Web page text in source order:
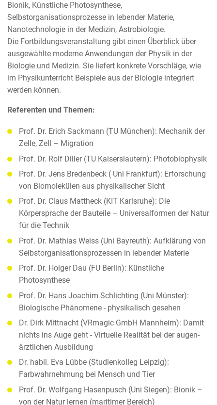
Bionik, Künstliche Photosynthese,
Selbstorganisationsprozesse in lebender Materie,
Nanotechnologie in der Medizin, Astrobiologie.
Die Fortbildungsveranstaltung gibt einen Überblick über
ausgewählte moderne Anwendungen der Physik in der
Biologie und Medizin. Sie liefert konkrete Vorschläge, wie
im Physikunterricht Beispiele aus der Biologie integriert
werden können.
Referenten und Themen:
Prof. Dr. Erich Sackmann (TU München): Mechanik der
Zelle, Zell – Migration
Prof. Dr. Rolf Diller (TU Kaiserslautern): Photobiophysik
Prof. Dr. Jens Bredenbeck ( Uni Frankfurt): Erforschung
von Biomolekülen aus physikalischer Sicht
Prof. Dr. Claus Mattheck (KIT Karlsruhe): Die
Körpersprache der Bauteile – Universalformen der Natur
für die Technik
Prof. Dr. Mathias Weiss (Uni Bayreuth): Aufklärung von
Selbstorganisationsprozessen in lebender Materie
Prof. Dr. Holger Dau (FU Berlin): Künstliche
Photosynthese
Prof. Dr. Hans Joachim Schlichting (Uni Münster):
Biologische Phänomene - physikalisch gesehen
Dr. Dirk Mittnacht (VRmagic GmbH Mannheim): Damit
nichts ins Auge geht - Virtuelle Realität bei der augen-
ärztlichen Ausbildung
Dr. habil. Eva Lübbe (Studienkolleg Leipzig):
Farbwahrnehmung bei Mensch und Tier
Prof. Dr. Wolfgang Hasenpusch (Uni Siegen): Bionik –
von der Natur lernen (maritimer Bereich)